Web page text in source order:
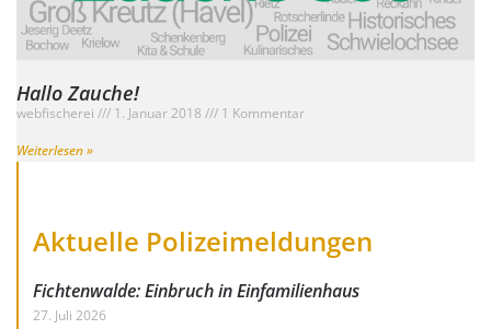
Hallo Zauche!
webfischerei 1. Januar 2018
1 Kommentar
Weiterlesen »
Aktuelle Polizeimeldungen
Fichtenwalde: Einbruch in Einfamilienhaus
27. Juli 2026